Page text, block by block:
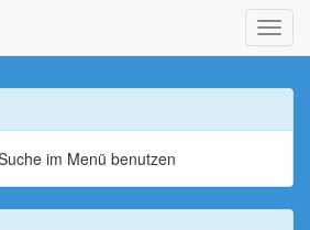
ein-/
im Menü benutzen